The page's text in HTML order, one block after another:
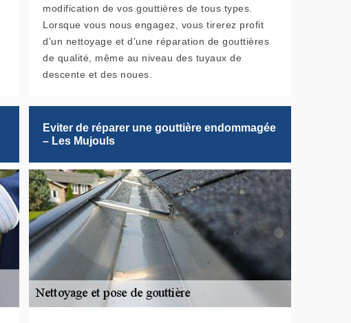
modification de vos gouttières de tous types.
Lorsque vous nous engagez, vous tirerez profit
d’un nettoyage et d’une réparation de gouttières
de qualité, même au niveau des tuyaux de
descente et des noues.
Eviter de réparer une gouttière endommagée
– Les Mujouls